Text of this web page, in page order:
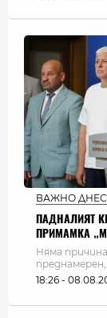
ВАЖНО ДНЕС
ПАДНАЛИЯТ
ПРИМАМКА
Няма
18:26 -